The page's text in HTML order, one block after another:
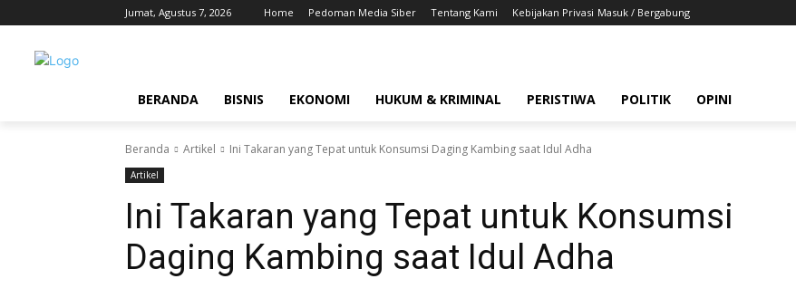
Jumat, Agustus 7, 2026 Home Pedoman Media Siber Tentang Kami Kebijakan Privasi Masuk / Bergabung
BERANDA BISNIS EKONOMI HUKUM & KRIMINAL PERISTIWA POLITIK OPINI
Beranda Artikel Ini Takaran yang Tepat untuk Konsumsi Daging Kambing saat Idul Adha
Artikel
Ini Takaran yang Tepat untuk Konsumsi
Daging Kambing saat Idul Adha